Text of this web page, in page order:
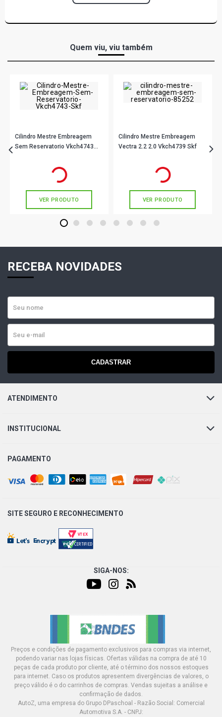
Quem viu, viu também
Cilindro Mestre Embreagem
Sem Reservatorio Vkch4743
em até 10x de
VER PRODUTO
Cilindro Mestre Embreagem
Vectra 2.2 2.0 Vkch4739 Skf
em até 5x de
VER PRODUTO
1 2 3 4 5 6 7 8
RECEBA NOVIDADES
CADASTRAR
ATENDIMENTO
INSTITUCIONAL
PAGAMENTO
SITE SEGURO E RECONHECIMENTO
SIGA-NOS:
Preços e condições de pagamento exclusivos para compras via internet,
podendo variar nas lojas físicas. Ofertas válidas na compra de até 10
peças de cada produto por cliente, até o término dos nossos estoques
para internet. Caso os produtos apresentem divergências de valores, o
preço válido é o do carrinhos de compras. Vendas sujeitas a análise e
confirmação de dados.
AutoZ, uma empresa do Grupo DPaschoal - Razão Social: Comercial
Automotiva S.A. - CNPJ: